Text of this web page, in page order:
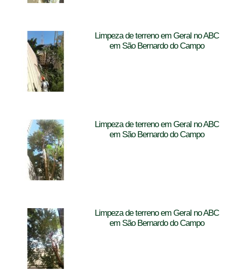
Limpeza de terreno em Geral no ABC
em São Bernardo do Campo
Limpeza de terreno em Geral no ABC
em São Bernardo do Campo
Limpeza de terreno em Geral no ABC
em São Bernardo do Campo